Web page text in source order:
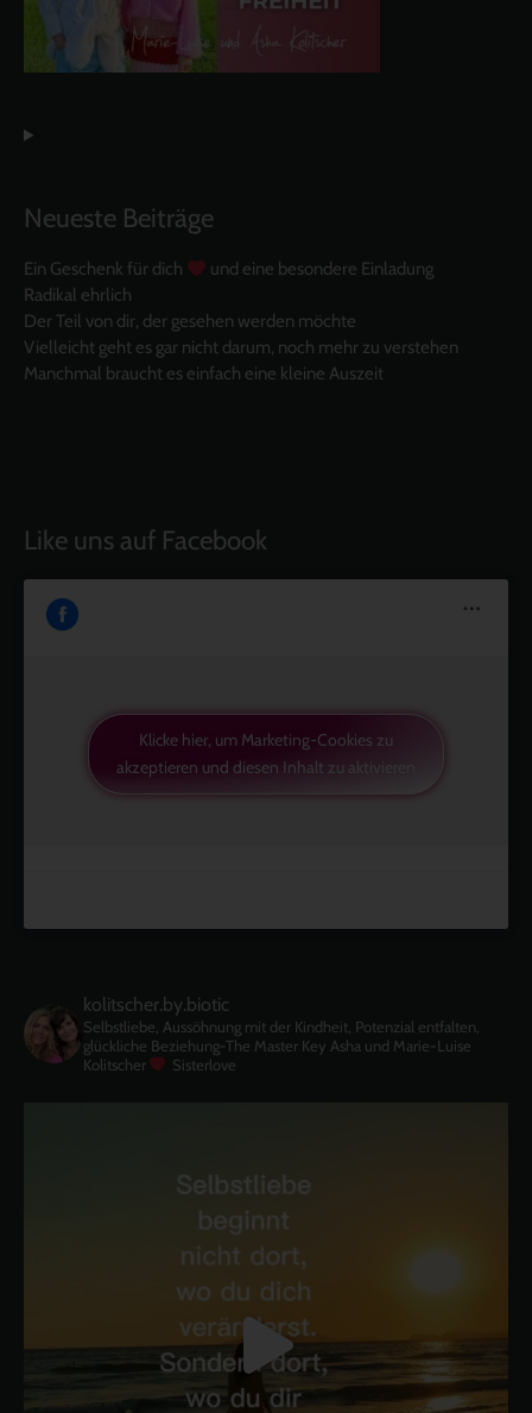
Neueste Beiträge
Ein Geschenk für dich
und eine besondere Einladung
Radikal ehrlich
Der Teil von dir, der gesehen werden möchte
Vielleicht geht es gar nicht darum, noch mehr zu verstehen
Manchmal braucht es einfach eine kleine Auszeit
Like uns auf Facebook
Klicke hier, um Marketing-Cookies zu
akzeptieren und diesen Inhalt zu aktivieren
kolitscher.by.biotic
Selbstliebe, Aussöhnung mit der Kindheit, Potenzial entfalten,
glückliche Beziehung-The Master Key Asha und Marie-Luise
Kolitscher
Sisterlove